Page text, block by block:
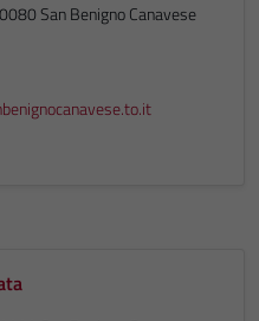
San Benigno Canavese